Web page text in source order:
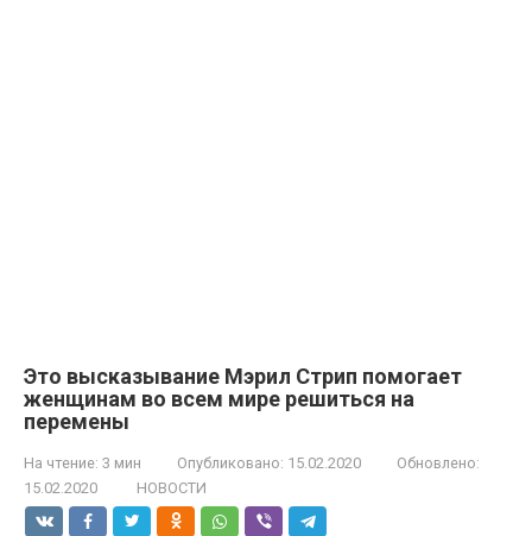
Это высказывание Мэрил Стрип помогает
женщинам во всем мире решиться на
перемены
На чтение: 3 мин Опубликовано: 15.02.2020
Обновлено:
15.02.2020
НОВОСТИ